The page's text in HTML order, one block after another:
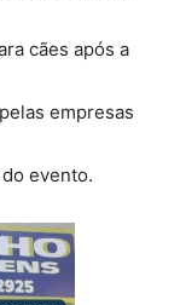
cães após a
empresas
evento.